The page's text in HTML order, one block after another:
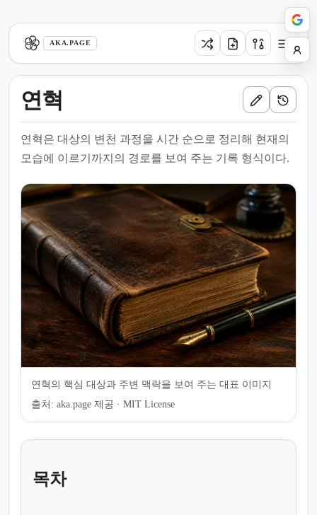
AKA.PAGE
연혁
연혁은 대상의 변천 과정을 시간 순으로 정리해 현재의
모습에 이르기까지의 경로를 보여 주는 기록 형식이다.
연혁의 핵심 대상과 주변 맥락을 보여 주는 대표 이미지
출처: aka.page 제공 · MIT License
목차